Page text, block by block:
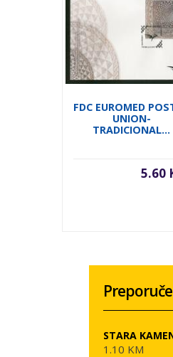
FDC EUROMED
UNION-
TRADICIONAL...
5.60
STARA
1.10 KM